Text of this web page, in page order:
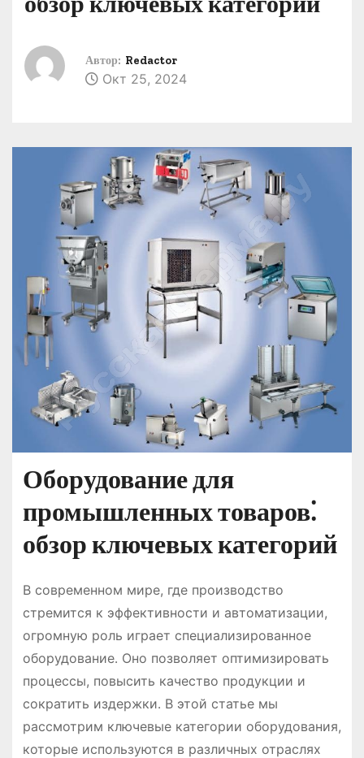
Автор: Redactor
Окт 25, 2024
Оборудование для
промышленных товаров⁚
обзор ключевых категорий
В современном мире, где производство
стремится к эффективности и автоматизации,
огромную роль играет специализированное
оборудование․ Оно позволяет оптимизировать
процессы, повысить качество продукции и
сократить издержки․ В этой статье мы
рассмотрим ключевые категории оборудования,
которые используются в различных отраслях